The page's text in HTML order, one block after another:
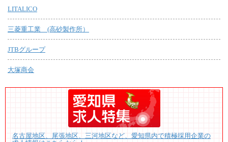
LITALICO
三菱重工業 (高砂製作所）
JTBグループ
大塚商会
名古屋地区、尾張地区、三河地区など、愛知県内で積極採用企業の